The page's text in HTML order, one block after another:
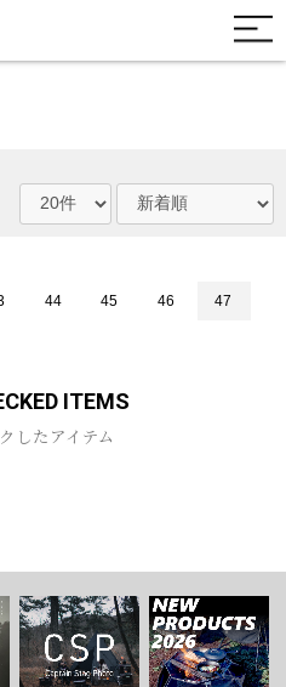
44 45 46 47
ITEMS
したアイテム